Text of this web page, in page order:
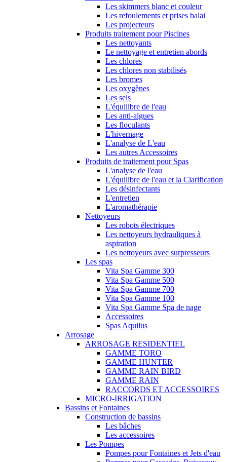
Les skimmers blanc et couleur
Les refoulements et prises balai
Les projecteurs
Produits traitement pour Piscines
Les nettoyants
Le nettoyage et entretien abords
Les chlores
Les chlores non stabilisés
Les bromes
Les oxygènes
Les sels
L'équilibre de l'eau
Les anti-algues
Les floculants
L'hivernage
L'analyse de L'eau
Les autres Accessoires
Produits de traitement pour Spas
L'analyse de l'eau
L'équilibre de l'eau et la Clarification
Les désinfectants
L'entretien
L'aromathérapie
Nettoyeurs
Les robots électriques
Les nettoyeurs hydrauliques à
aspiration
Les nettoyeurs avec surpresseurs
Les spas
Vita Spa Gamme 300
Vita Spa Gamme 500
Vita Spa Gamme 700
Vita Spa Gamme 100
Vita Spa Gamme Spa de nage
Accessoires
Spas Aquilus
Arrosage
ARROSAGE RESIDENTIEL
GAMME TORO
GAMME HUNTER
GAMME RAIN BIRD
GAMME RAIN
RACCORDS ET ACCESSOIRES
MICRO-IRRIGATION
Bassins et Fontaines
Construction de bassins
Les bâches
Les accessoires
Les Pompes
Pompes pour Fontaines et Jets d'eau